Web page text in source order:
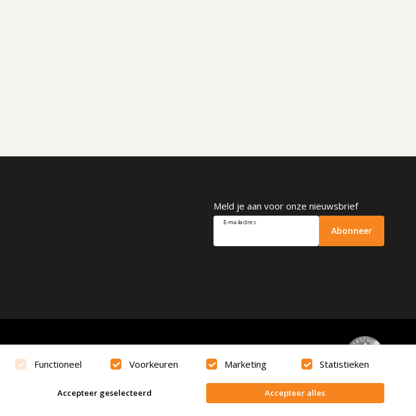
Meld je aan voor onze nieuwsbrief
E-mailadres
Abonneer
Functioneel Voorkeuren Marketing Statistieken
Accepteer geselecteerd Accepteer alles